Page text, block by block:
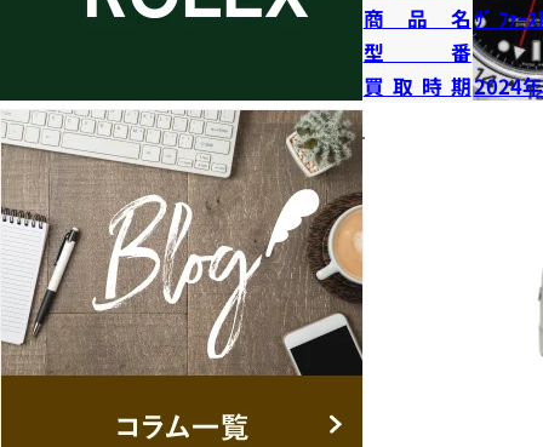
商品名ｻﾞ ﾌｧｰ
型番
買取時期2024